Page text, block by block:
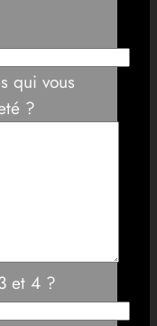
qui vous
?
et 4 ?